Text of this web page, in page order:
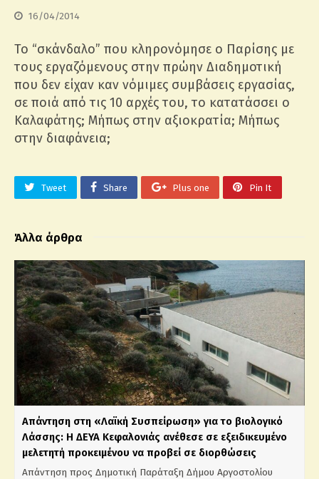
16/04/2014
Το “σκάνδαλο” που κληρονόμησε ο Παρίσης με
τους εργαζόμενους στην πρώην Διαδημοτική
που δεν είχαν καν νόμιμες συμβάσεις εργασίας,
σε ποιά από τις 10 αρχές του, το κατατάσσει ο
Καλαφάτης; Μήπως στην αξιοκρατία; Μήπως
στην διαφάνεια;
Tweet Share Plus one Pin It
Άλλα άρθρα
Απάντηση στη «Λαϊκή Συσπείρωση» για το βιολογικό
Λάσσης: Η ΔΕΥΑ Κεφαλονιάς ανέθεσε σε εξειδικευμένο
μελετητή προκειμένου να προβεί σε διορθώσεις
Απάντηση προς Δημοτική Παράταξη Δήμου Αργοστολίου